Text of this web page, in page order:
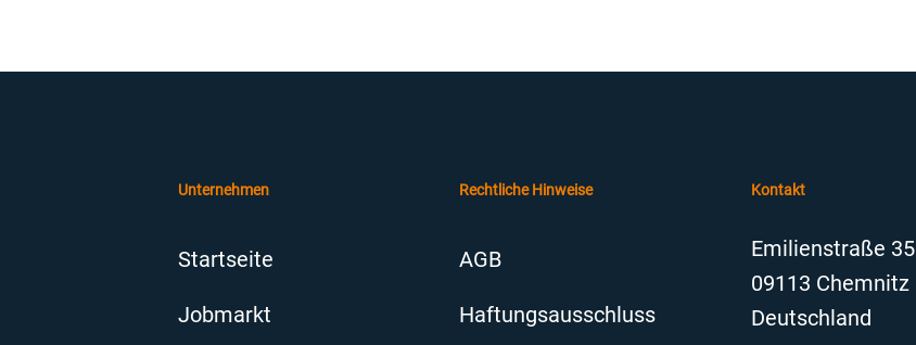
Unternehmen
Startseite
Jobmarkt
Rechtliche Hinweise
AGB
Haftungsausschluss
Kontakt
Emilienstraße 35
09113 Chemnitz
Deutschland